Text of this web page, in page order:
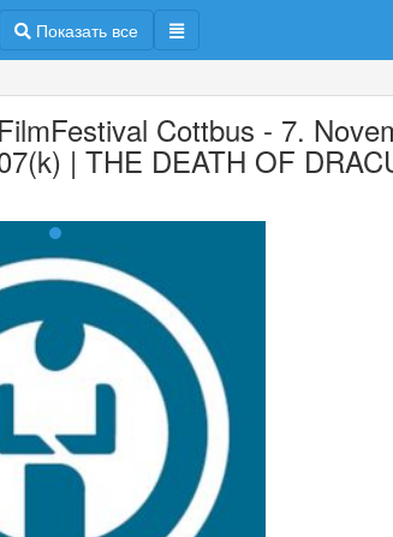
Показать все
Cottbus - 7.
| THE DEATH OF